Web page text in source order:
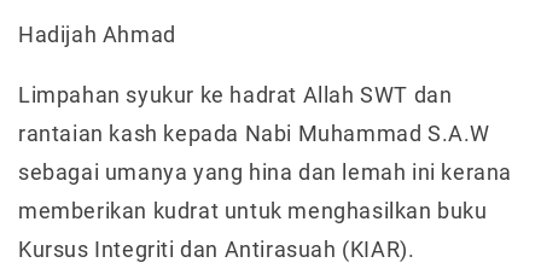
Hadijah Ahmad
Limpahan syukur ke hadrat Allah SWT dan
rantaian kash kepada Nabi Muhammad S.A.W
sebagai umanya yang hina dan lemah ini kerana
memberikan kudrat untuk menghasilkan buku
Kursus Integriti dan Antirasuah (KIAR).